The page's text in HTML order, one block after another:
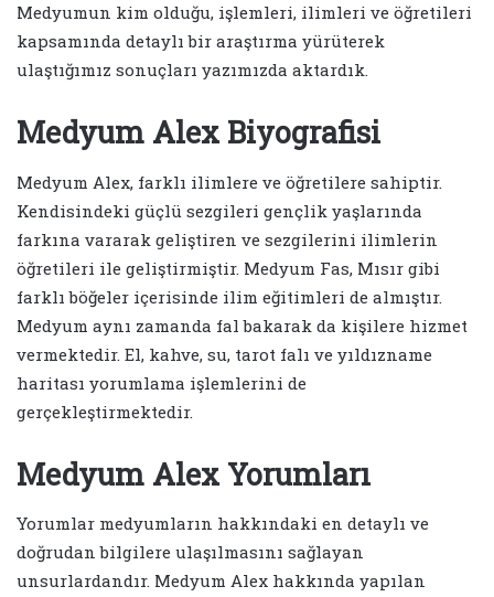
Medyumun kim olduğu, işlemleri, ilimleri ve öğretileri
kapsamında detaylı bir araştırma yürüterek
ulaştığımız sonuçları yazımızda aktardık.
Medyum Alex Biyografisi
Medyum Alex, farklı ilimlere ve öğretilere sahiptir.
Kendisindeki güçlü sezgileri gençlik yaşlarında
farkına vararak geliştiren ve sezgilerini ilimlerin
öğretileri ile geliştirmiştir. Medyum Fas, Mısır gibi
farklı böğeler içerisinde ilim eğitimleri de almıştır.
Medyum aynı zamanda fal bakarak da kişilere hizmet
vermektedir. El, kahve, su, tarot falı ve yıldızname
haritası yorumlama işlemlerini de
gerçekleştirmektedir.
Medyum Alex Yorumları
Yorumlar medyumların hakkındaki en detaylı ve
doğrudan bilgilere ulaşılmasını sağlayan
unsurlardandır. Medyum Alex hakkında yapılan